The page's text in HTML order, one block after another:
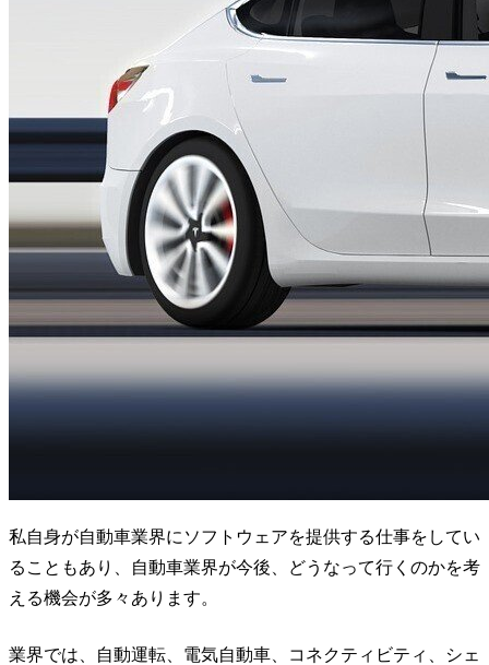
私自身が自動車業界にソフトウェアを提供する仕事をしてい
ることもあり、自動車業界が今後、どうなって行くのかを考
える機会が多々あります。
業界では、自動運転、電気自動車、コネクティビティ、シェ